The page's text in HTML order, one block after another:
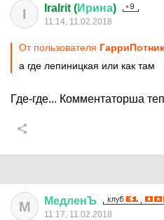
I IraIrit (Ирина)
11:14, 11.02.2018
От пользователя ГарриПотник
а где лепиницкая или как там
Где-где... Комментаторша
М МедленЪ
11:17, 11.02.2018